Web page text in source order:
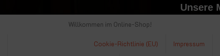
Unsere
Willkommen im Online-Shop!
Impressum
Cookie-Richtlinie (EU)